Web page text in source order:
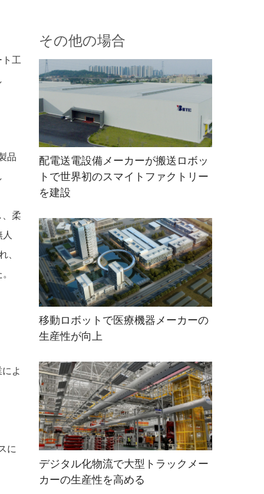
工
品
、柔
、
。
よ
に
その他の場合
配電送電設備メーカーが搬送ロボッ
トで世界初のスマイトファクトリー
を建設
移動ロボットで医療機器メーカーの
生産性が向上
デジタル化物流で大型トラックメー
カーの生産性を高める